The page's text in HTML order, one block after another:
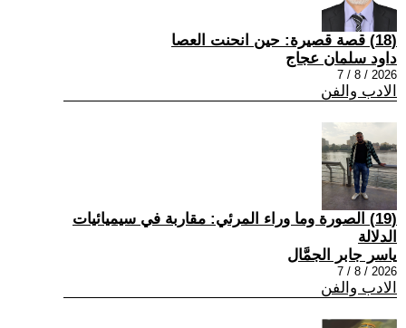
(18) قصة قصيرة: حين انحنت العصا
داود سلمان عجاج
2026 / 8 / 7
الادب والفن
(19) الصورة وما وراء المرئي: مقاربة في سيميائيات
الدلالة
ياسر جابر الجمَّال
2026 / 8 / 7
الادب والفن